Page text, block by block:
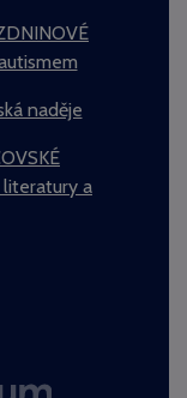
naděje
literatury a